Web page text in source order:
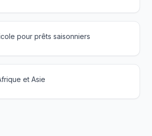
pour prêts saisonniers
et Asie